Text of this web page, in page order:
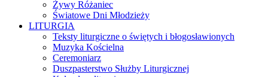
Żywy Różaniec
Światowe Dni Młodzieży
LITURGIA
Teksty liturgiczne o świętych i błogosławionych
Muzyka Kościelna
Ceremoniarz
Duszpasterstwo Służby Liturgicznej